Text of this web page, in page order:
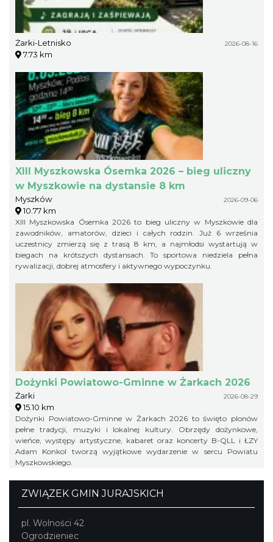
Żarki-Letnisko 2026-08-16
7.73 km
XIII Myszkowska Ósemka 2026 – bieg uliczny
w Myszkowie na dystansie 8 km
Myszków 2026-09-06
10.77 km
XIII Myszkowska Ósemka 2026 to bieg uliczny w Myszkowie dla
zawodników, amatorów, dzieci i całych rodzin. Już 6 września
uczestnicy zmierzą się z trasą 8 km, a najmłodsi wystartują w
biegach na krótszych dystansach. To sportowa niedziela pełna
rywalizacji, dobrej atmosfery i aktywnego wypoczynku.
Dożynki Powiatowo-Gminne w Żarkach 2026
Żarki 2026-08-29
15.10 km
Dożynki Powiatowo-Gminne w Żarkach 2026 to święto plonów
pełne tradycji, muzyki i lokalnej kultury. Obrzędy dożynkowe,
wieńce, występy artystyczne, kabaret oraz koncerty B-QLL i ŁZY
Adam Konkol tworzą wyjątkowe wydarzenie w sercu Powiatu
Myszkowskiego.
ZWIĄZEK GMIN JURAJSKICH
pl. Wolności 42
Ogrodzieniec